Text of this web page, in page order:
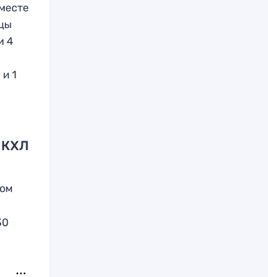
4
1
КХЛ